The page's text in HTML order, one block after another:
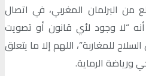
البرلمان المغربي، في اتصال
“لا وجود لأي قانون أو تصويت
للمغاربة”، اللهم إلا ما يتعلق
ورياضة الرماية.